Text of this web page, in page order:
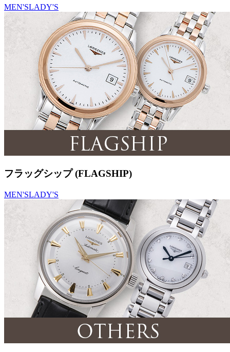
MEN'SLADY'S
フラッグシップ (FLAGSHIP)
MEN'SLADY'S